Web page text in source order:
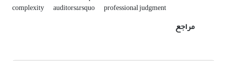
complexity auditors&‌‌‌‌rsquo professional judgment
مراجع